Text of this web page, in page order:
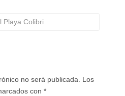
Playa Colibri
no será publicada.
Los
con *